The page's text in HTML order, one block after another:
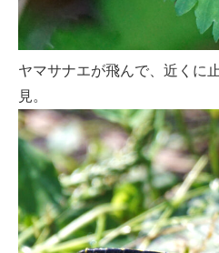
ヤマサナエが飛んで、近く
見。